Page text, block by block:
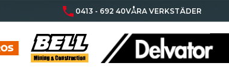
phone 0413 - 692 40VÅRA VERKSTÄDER